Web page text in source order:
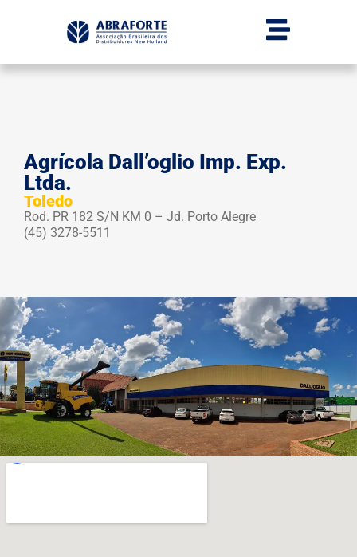
Agrícola Dall’oglio Imp. Exp.
Ltda.
Toledo
Rod. PR 182 S/N KM 0 – Jd. Porto Alegre
(45) 3278-5511